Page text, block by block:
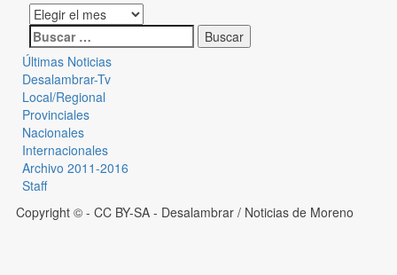
Últimas Noticias
Desalambrar-Tv
Local/Regional
Provinciales
Nacionales
Internacionales
Archivo 2011-2016
Staff
Copyright © - CC BY-SA - Desalambrar / Noticias de Moreno